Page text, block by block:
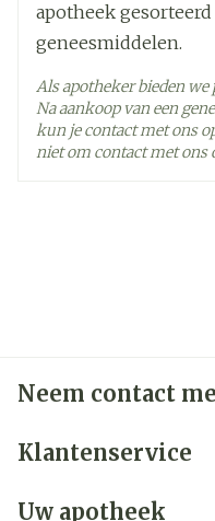
apotheek
geneesmiddelen.
Als apotheker bieden
Na aankoop van een
kun je contact met ons
niet om contact met ons
Neem contact
Klantenservice
Uw apotheek